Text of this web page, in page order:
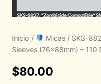
Inicio / Micas / SKS-
Sleeves (76x88mm) – 110
$80.00